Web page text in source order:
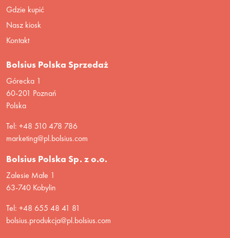
Gdzie kupić
Nasz kiosk
Kontakt
Bolsius Polska Sprzedaż
Górecka 1
60-201 Poznań
Polska
Tel: +48 510 478 786
marketing@pl.bolsius.com
Bolsius Polska Sp. z o.o.
Zalesie Małe 1
63-740 Kobylin
Tel: +48 655 48 41 81
bolsius.produkcja@pl.bolsius.com